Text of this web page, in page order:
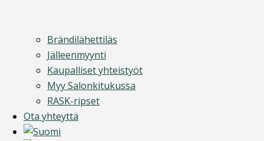
Brändilähettiläs
Jälleenmyynti
Kaupalliset yhteistyöt
Myy Salonkitukussa
RASK-ripset
Ota yhteyttä